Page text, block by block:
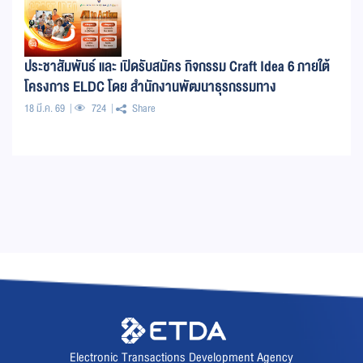
ประชาสัมพันธ์ และ เปิดรับสมัคร กิจกรรม Craft Idea 6 ภายใต้
โครงการ ELDC โดย สำนักงานพัฒนาธุรกรรมทาง
อิเล็กทรอนิกส์ (สพธอ.) หรือ ETDA
18 มี.ค. 69 724 Share
Electronic Transactions Development Agency